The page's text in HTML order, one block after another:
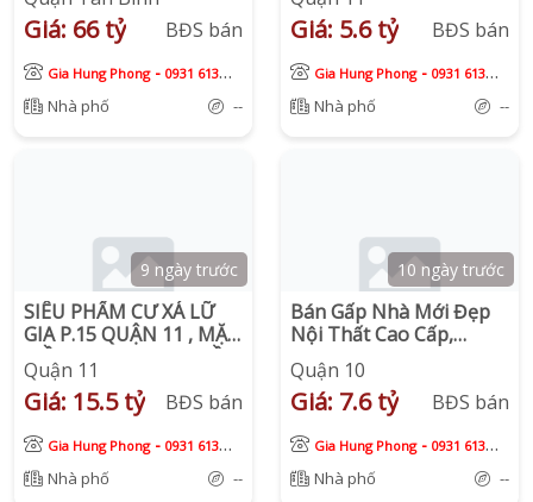
DÒNG TIỀN PNJ
130TR/THÁNG
Giá: 66 tỷ BĐS bán
Gia Hung Phong- 0931 613
913 Nhà phố --
11
Giá: 5.6 tỷ BĐS bán
Gia Hung Phong- 0931 613
913 Nhà phố --
9 ngày trước
SIÊU PHẨM CƯ XÁ LỮ
GIA P.15 QUẬN 11 , MẶT
TIỀN KINH DOANH SẦM
UẤT, NGAY ĐH BÁCH
KHOA
Quận 11
Giá: 15.5 tỷ BĐS bán
Gia Hung Phong- 0931 613
913 Nhà phố --
10 ngày trước
Bán Gấp Nhà Mới Đẹp
Nội Thất Cao Cấp,
Trung Tâm Quận 10,
Chỉ 7,6 Tỷ
Quận 10
Giá: 7.6 tỷ BĐS bán
Gia Hung Phong- 0931 613
913 Nhà phố --